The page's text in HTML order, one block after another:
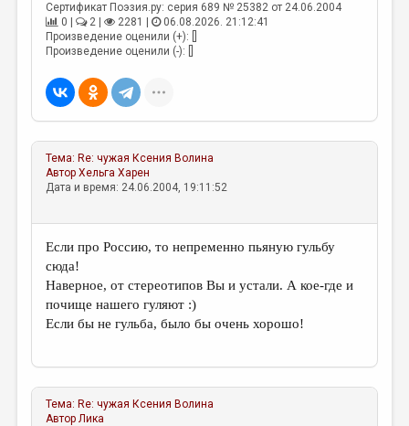
ЛИТЕРАТУРОВЕДЕНИЕ
КУЛЬТУРОВЕДЕНИЕ
ПУБЛИЦИСТИКА
РЕЦЕНЗИРОВАНИЕ
ЦИКЛЫ ПУБЛИКАЦИЙ
ТРЕДИАКОВСКИЙ
ВКОНТАКТЕ
Сертификат Поэзия.ру: серия 689 № 25382 от 24.06.2004
0 |
2 | 2281 |
06.08.2026. 21:12:41
Произведение оценили (+): []
Произведение оценили (-): []
Тема: Re: чужая Ксения Волина
АвторХельга Харен
Дата и время: 24.06.2004, 19:11:52
Если про Россию, то непременно пьяную гульбу
сюда!
Наверное, от стереотипов Вы и устали. А кое-где и
почище нашего гуляют :)
Если бы не гульба, было бы очень хорошо!
Тема: Re: чужая Ксения Волина
АвторЛика